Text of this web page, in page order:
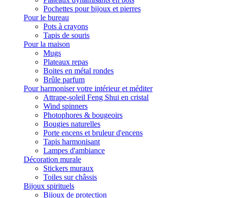
Pochettes pour bijoux et pierres
Pour le bureau
Pots à crayons
Tapis de souris
Pour la maison
Mugs
Plateaux repas
Boites en métal rondes
Brûle parfum
Pour harmoniser votre intérieur et méditer
Attrape-soleil Feng Shui en cristal
Wind spinners
Photophores & bougeoirs
Bougies naturelles
Porte encens et bruleur d'encens
Tapis harmonisant
Lampes d'ambiance
Décoration murale
Stickers muraux
Toiles sur châssis
Bijoux spirituels
Bijoux de protection